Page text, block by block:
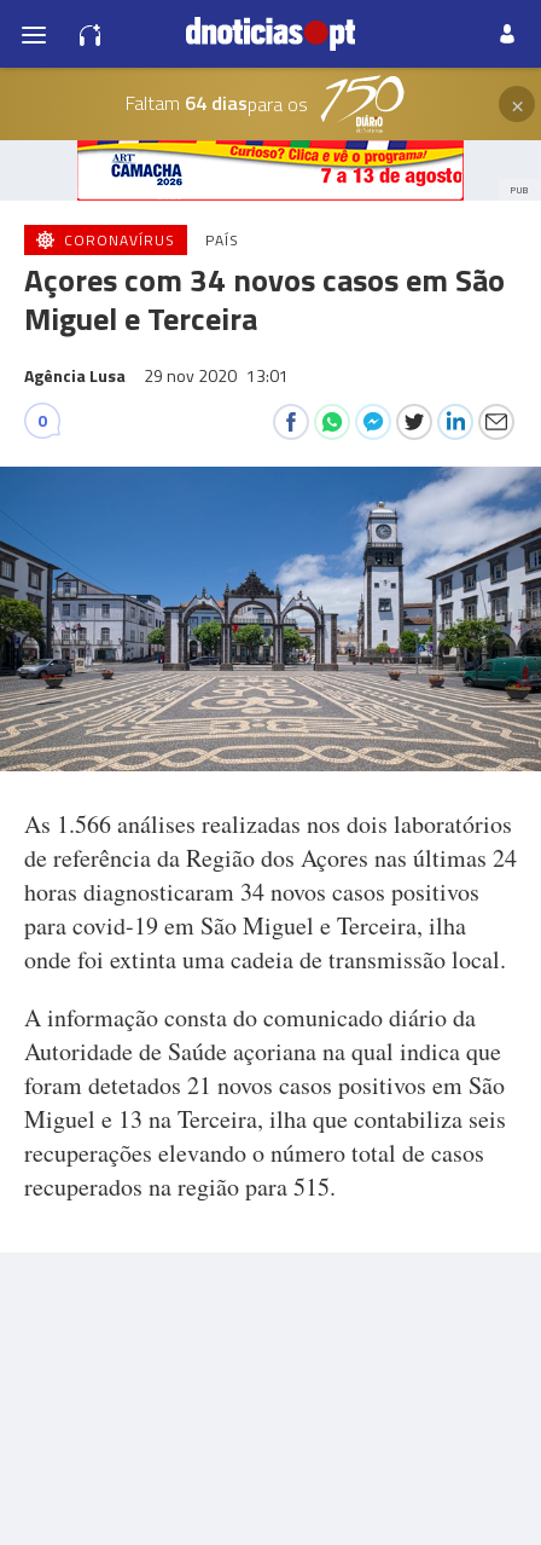
Faltam 64 diaspara os ×
PUB
CORONAVÍRUS PAÍS
Açores com 34 novos casos em São
Miguel e Terceira
Agência Lusa 29 nov 2020 13:01
0
As 1.566 análises realizadas nos dois laboratórios
de referência da Região dos Açores nas últimas 24
horas diagnosticaram 34 novos casos positivos
para covid-19 em São Miguel e Terceira, ilha
onde foi extinta uma cadeia de transmissão local.
A informação consta do comunicado diário da
Autoridade de Saúde açoriana na qual indica que
foram detetados 21 novos casos positivos em São
Miguel e 13 na Terceira, ilha que contabiliza seis
recuperações elevando o número total de casos
recuperados na região para 515.